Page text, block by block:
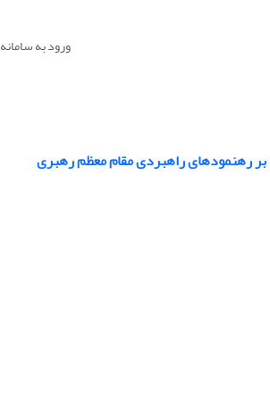
ورود به سامانه
بر رهنمودهای راهبردی مقام معظم رهبری